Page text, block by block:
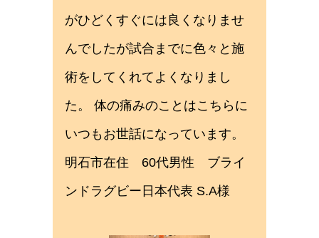
がひどくすぐには良くなりませ
んでしたが試合までに色々と施
術をしてくれてよくなりまし
た。 体の痛みのことはこちらに
いつもお世話になっています。
明石市在住 60代男性 ブライ
ンドラグビー日本代表 S.A様